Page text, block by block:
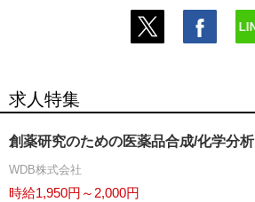
求人特集
創薬研究のための医薬品合成/化学分析
WDB株式会社
時給1,950円～2,000円